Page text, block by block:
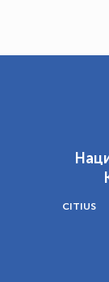
CITIUS